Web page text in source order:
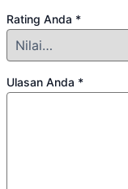
Rating Anda *
Ulasan Anda *